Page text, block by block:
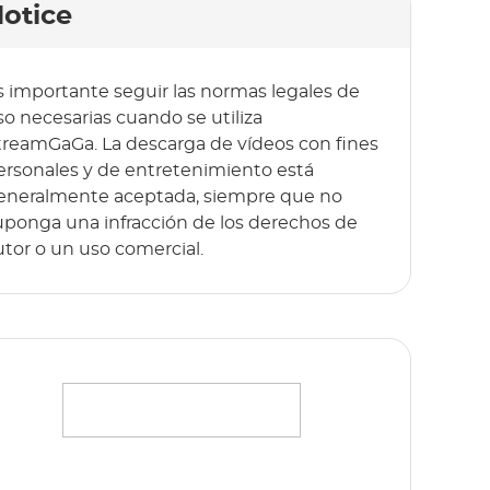
importante seguir las normas legales de
necesarias cuando se utiliza
La descarga de vídeos con fines
y de entretenimiento está
aceptada, siempre que no
una infracción de los derechos de
o un uso comercial.